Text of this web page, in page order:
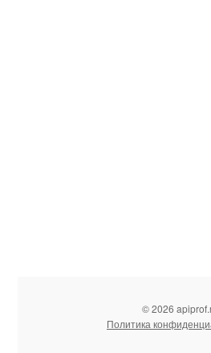
© 2026
Политика